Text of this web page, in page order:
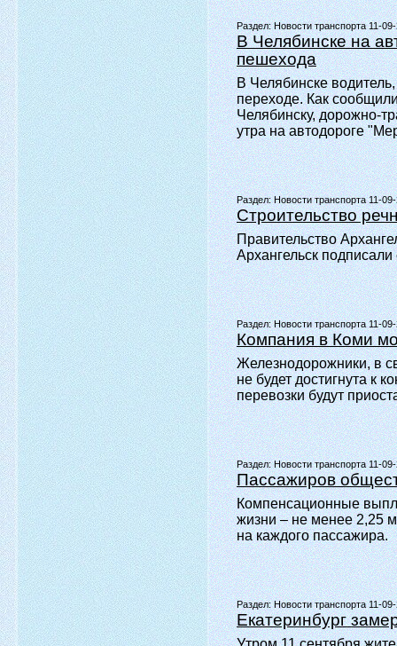
Раздел:Новости транспорта 11-
В Челябинске на
пешехода
В Челябинске
переходе. Как
Челябинску, дорожно-
утра на автодороге
Раздел:Новости транспорта 11-
Строительство
Правительство
Архангельск подписали
Раздел:Новости транспорта 11-
Компания в Коми
Железнодорожники, в
не будет достигнута к
перевозки будут
Раздел:Новости транспорта 11-
Пассажиров
Компенсационные
жизни – не менее 2,25
на каждого пассажира.
Раздел:Новости транспорта 11-
Екатеринбург